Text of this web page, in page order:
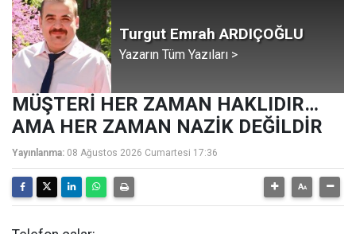
Turgut Emrah ARDIÇOĞLU
Yazarın Tüm Yazıları >
MÜŞTERİ HER ZAMAN HAKLIDIR…
AMA HER ZAMAN NAZİK DEĞİLDİR
Yayınlanma: 08 Ağustos 2026 Cumartesi 17:36